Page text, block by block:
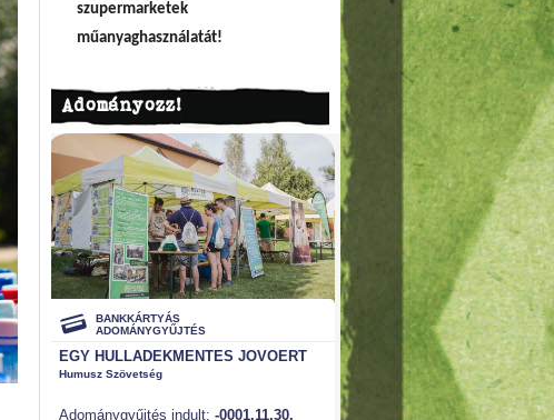
szupermarketek
műanyaghasználatát!
Adományozz!